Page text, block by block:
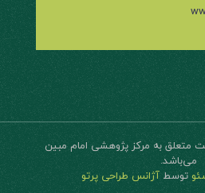
متعلق به مرکز پژوهشی امام مبین
می‌باشد.
توسطآژانس طراحی پرتو